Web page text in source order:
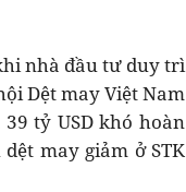
nhà đầu tư duy trì
Dệt may Việt Nam
tỷ USD khó hoàn
may giảm ở STK